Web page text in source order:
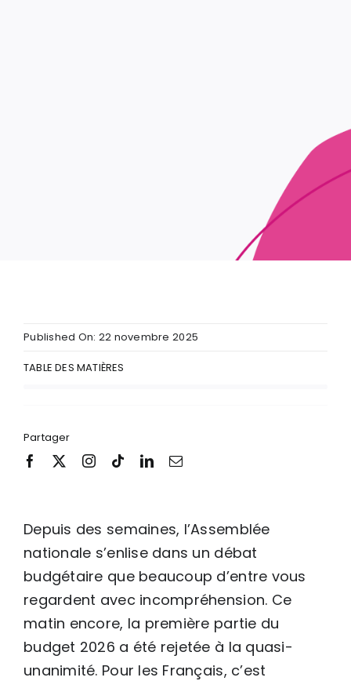
Published On: 22 novembre 2025
TABLE DES MATIÈRES
Partager
Depuis des semaines, l’Assemblée
nationale s’enlise dans un débat
budgétaire que beaucoup d’entre vous
regardent avec incompréhension. Ce
matin encore, la première partie du
budget 2026 a été rejetée à la quasi-
unanimité. Pour les Français, c’est